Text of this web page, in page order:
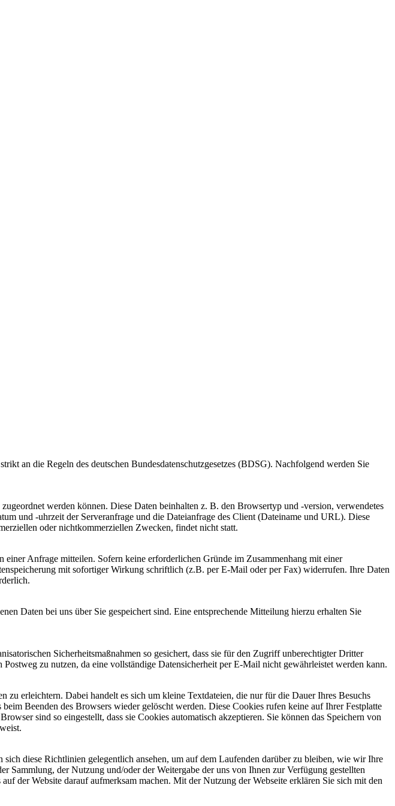
an die Regeln des deutschen Bundesdatenschutzgesetzes (BDSG). Nachfolgend werden Sie
werden können. Diese Daten beinhalten z. B. den Browsertyp und -version, verwendetes
und -uhrzeit der Serveranfrage und die Dateianfrage des Client (Dateiname und URL). Diese
oder nichtkommerziellen Zwecken, findet nicht statt.
Anfrage mitteilen. Sofern keine erforderlichen Gründe im Zusammenhang mit einer
mit sofortiger Wirkung schriftlich (z.B. per E-Mail oder per Fax) widerrufen. Ihre Daten
Daten bei uns über Sie gespeichert sind. Eine entsprechende Mitteilung hierzu erhalten Sie
Sicherheitsmaßnahmen so gesichert, dass sie für den Zugriff unberechtigter Dritter
zu nutzen, da eine vollständige Datensicherheit per E-Mail nicht gewährleistet werden kann.
erleichtern. Dabei handelt es sich um kleine Textdateien, die nur für die Dauer Ihres Besuchs
Beenden des Browsers wieder gelöscht werden. Diese Cookies rufen keine auf Ihrer Festplatte
sind so eingestellt, dass sie Cookies automatisch akzeptieren. Sie können das Speichern von
diese Richtlinien gelegentlich ansehen, um auf dem Laufenden darüber zu bleiben, wie wir Ihre
Sammlung, der Nutzung und/oder der Weitergabe der uns von Ihnen zur Verfügung gestellten
der Website darauf aufmerksam machen. Mit der Nutzung der Webseite erklären Sie sich mit den